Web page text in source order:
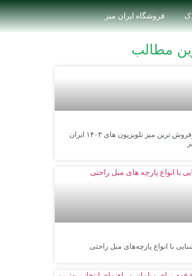
فروشگاه ایران میز
مطالب
پرفروش ترین میز تلویزیون های ۱۴۰۳ ایران
با انواع پارچه‌های مبل راحتی